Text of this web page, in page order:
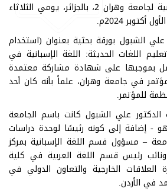
التابع لكلية اللغات الأجنبية لجامعة وهران 2، بالجزائر، يومي الثلاثاء
الشبول بورقة بحثية بعنوان (استخدام
اللغات الحديثة: اللغة الإسبانية في
بموجبها على شهادة مشاركة معتمدة
في جامعة وهران، علماً بأنه كان أحد
للمؤتمر.
الدكتور علي الشبول كانت باسم الجامعة
- إضافة إلى كونه رئيسًا لوحدة دراسات
– مسؤول قسم اللغة الإسبانية بمركز
ونائب رئيس قسم اللغة العربية في كلية
العلاقات الخارجية والتعاون الدولي في
في الأردن.